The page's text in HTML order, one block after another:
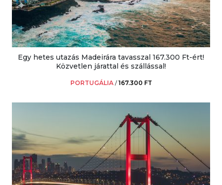
Egy hetes utazás Madeirára tavasszal 167.300 Ft-ért!
Közvetlen járattal és szállással!
PORTUGÁLIA /167.300 FT